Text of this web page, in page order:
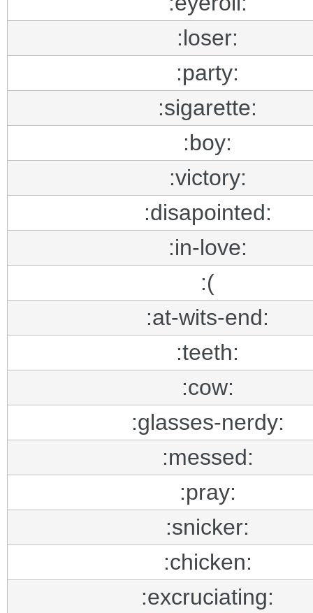
:loser:
:party:
:sigarette:
:boy:
:victory:
:disapointed:
:in-love:
:(
:at-wits-end:
:teeth:
:cow:
:glasses-nerdy:
:messed:
:pray:
:snicker:
:chicken:
:excruciating: